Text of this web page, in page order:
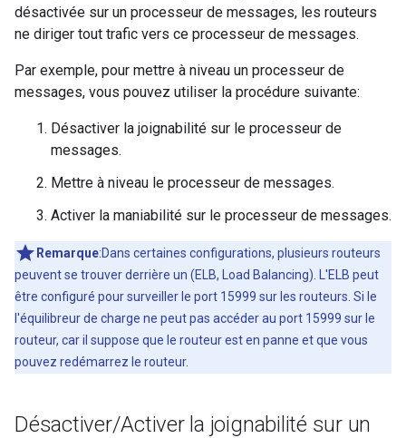
désactivée sur un processeur de messages, les routeurs
ne diriger tout trafic vers ce processeur de messages.
Par exemple, pour mettre à niveau un processeur de
messages, vous pouvez utiliser la procédure suivante:
Désactiver la joignabilité sur le processeur de
messages.
Mettre à niveau le processeur de messages.
Activer la maniabilité sur le processeur de messages.
Remarque:Dans certaines configurations, plusieurs routeurs
peuvent se trouver derrière un (ELB, Load Balancing). L'ELB peut
être configuré pour surveiller le port 15999 sur les routeurs. Si le
l'équilibreur de charge ne peut pas accéder au port 15999 sur le
routeur, car il suppose que le routeur est en panne et que vous
pouvez redémarrez le routeur.
Désactiver/Activer la joignabilité sur un